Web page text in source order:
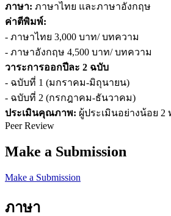
ภาษา: ภาษาไทย และภาษาอังกฤษ
ค่าตีพิมพ์:
- ภาษาไทย 3,000 บาท/ บทความ
- ภาษาอังกฤษ 4,500 บาท/ บทความ
วาระการออกปีละ 2 ฉบับ
- ฉบับที่ 1 (มกราคม-มิถุนายน)
- ฉบับที่ 2 (กรกฎาคม-ธันวาคม)
ประเมินคุณภาพ: ผู้ประเมินอย่างน้อย 2
Peer Review
Make a Submission
Make a Submission
ภาษา